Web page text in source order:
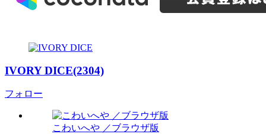
IVORY DICE(2304)
フォロー
こわいへや ／ブラウザ版